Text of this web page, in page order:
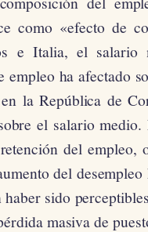
como «efecto de
e Italia, el salario
empleo ha afectado
la República de
el salario
del empleo,
del
sido
masiva de